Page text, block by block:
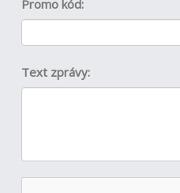
Promo kód:
Text zprávy: